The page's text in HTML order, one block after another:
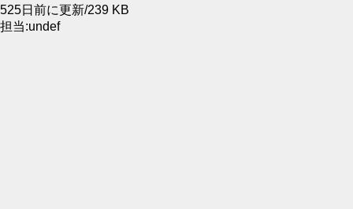
525日前に更新/239 KB
担当:undef